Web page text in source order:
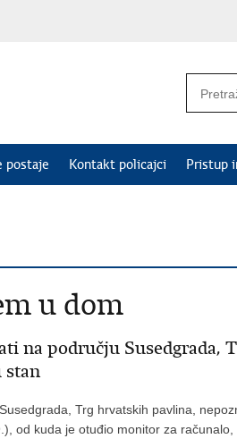
postaje Kontakt policajci Pristup
u dom
na području Susedgrada,
stan
Trg hrvatskih pavlina,
od kuda je otuđio monitor za računalo,